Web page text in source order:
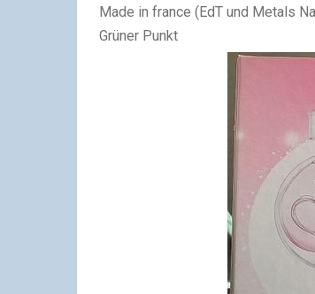
Made in france (EdT und Metals
Grüner Punkt